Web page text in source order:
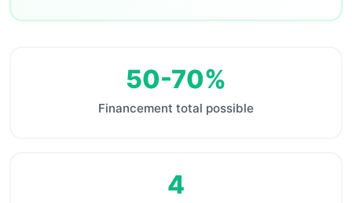
50-70%
Financement total possible
4